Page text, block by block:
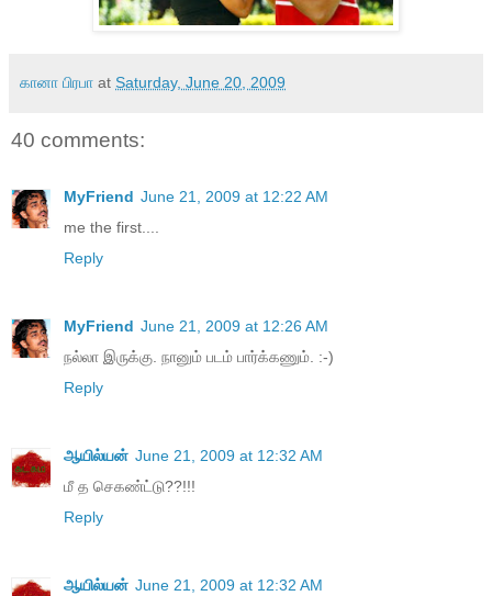
கானா பிரபா at Saturday, June 20, 2009
40 comments:
MyFriend June 21, 2009 at 12:22 AM
me the first....
Reply
MyFriend June 21, 2009 at 12:26 AM
நல்லா இருக்கு. நானும் படம் பார்க்கணும். :-)
Reply
ஆயில்யன் June 21, 2009 at 12:32 AM
மீ த செகண்ட்டு??!!!
Reply
ஆயில்யன் June 21, 2009 at 12:32 AM